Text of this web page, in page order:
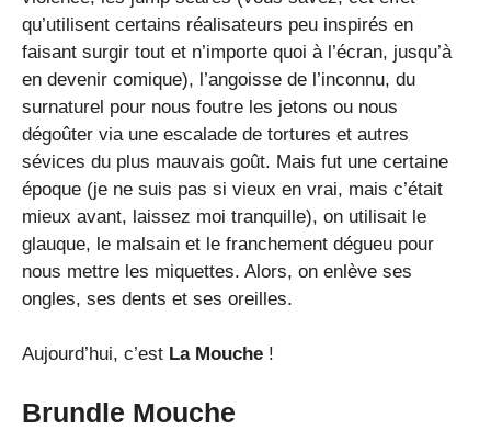
qu’utilisent certains réalisateurs peu inspirés en
faisant surgir tout et n’importe quoi à l’écran, jusqu’à
en devenir comique), l’angoisse de l’inconnu, du
surnaturel pour nous foutre les jetons ou nous
dégoûter via une escalade de tortures et autres
sévices du plus mauvais goût. Mais fut une certaine
époque (je ne suis pas si vieux en vrai, mais c’était
mieux avant, laissez moi tranquille), on utilisait le
glauque, le malsain et le franchement dégueu pour
nous mettre les miquettes. Alors, on enlève ses
ongles, ses dents et ses oreilles.
Aujourd’hui, c’est La Mouche !
Brundle Mouche